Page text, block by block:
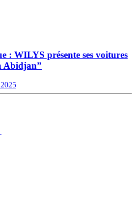
: WILYS présente ses voitures
Abidjan”